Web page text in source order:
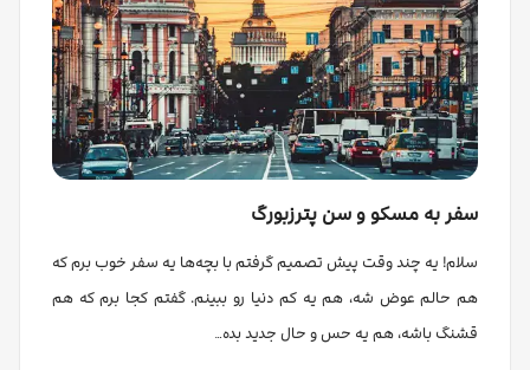
سفر به مسکو و سن پترزبورگ
سلام! یه چند وقت پیش تصمیم گرفتم با بچه‌ها یه سفر خوب برم که
هم حالم عوض شه، هم یه کم دنیا رو ببینم. گفتم کجا برم که هم
قشنگ باشه، هم یه حس و حال جدید بده…